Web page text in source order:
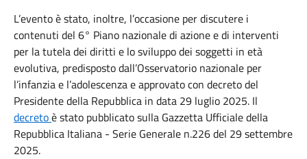
L’evento è stato, inoltre, l’occasione per discutere i
contenuti del 6° Piano nazionale di azione e di interventi
per la tutela dei diritti e lo sviluppo dei soggetti in età
evolutiva, predisposto dall’Osservatorio nazionale per
l’infanzia e l’adolescenza e approvato con decreto del
Presidente della Repubblica in data 29 luglio 2025. Il
decretoè stato pubblicato sulla Gazzetta Ufficiale della
Repubblica Italiana - Serie Generale n.226 del 29 settembre
2025.